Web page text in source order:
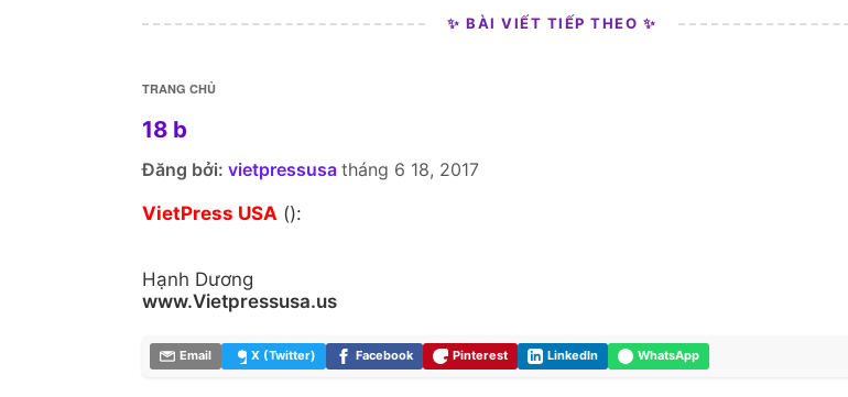
✨ BÀI VIẾT TIẾP THEO ✨
TRANG CHỦ
18 b
Đăng bởi: vietpressusa tháng 6 18, 2017
VietPress USA ():
Hạnh Dương
www.Vietpressusa.us
Email X (Twitter) Facebook Pinterest LinkedIn WhatsApp